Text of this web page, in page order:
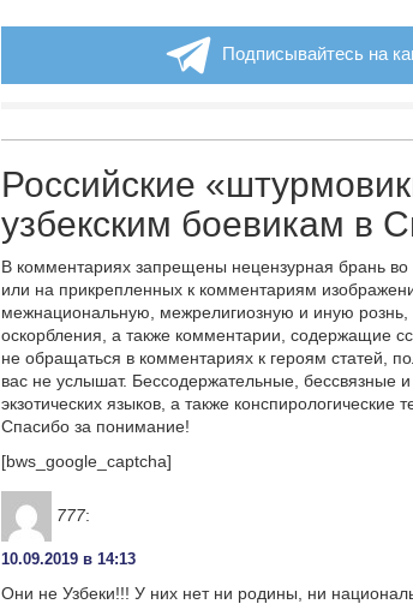
Подписывайтесь на
Российские
узбекским боевикам в
В комментариях запрещены нецензурная брань
или на прикрепленных к комментариям
межнациональную, межрелигиозную и иную
оскорбления, а также комментарии, содержащие
не обращаться в комментариях к героям статей,
вас не услышат. Бессодержательные, бессвязные
экзотических языков, а также
Спасибо за понимание!
[bws_google_captcha]
777:
10.09.2019 в 14:13
Они не Узбеки!!! У них нет ни родины, ни